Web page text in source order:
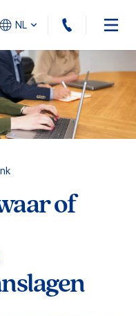
NL 010 -
of